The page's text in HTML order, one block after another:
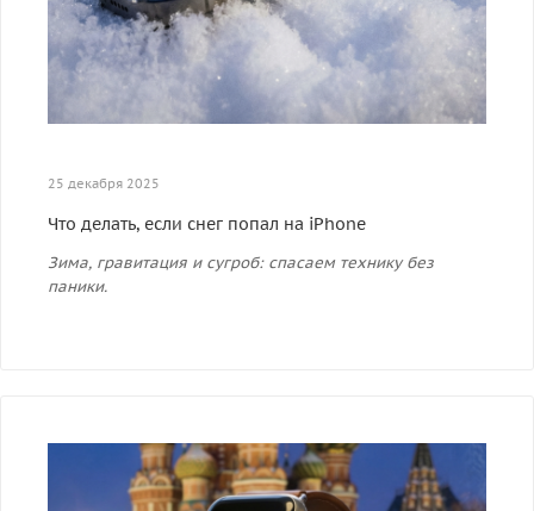
25 декабря 2025
Что делать, если снег попал на iPhone
Зима, гравитация и сугроб: спасаем технику без
паники.